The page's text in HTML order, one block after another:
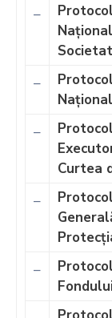
–
–
–
Curtea
–
–